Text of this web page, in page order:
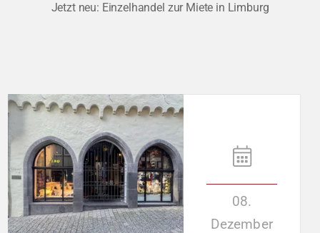
Jetzt neu: Einzelhandel zur Miete in Limburg
08.
Dezember